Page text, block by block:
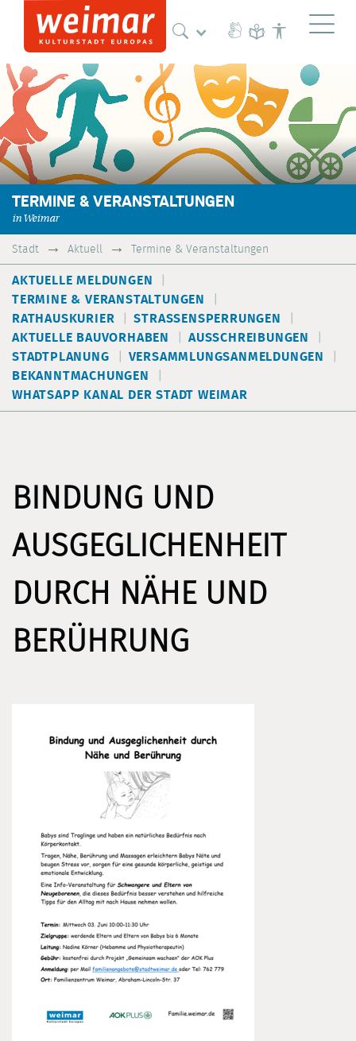
TERMINE & VERANSTALTUNGEN
in Weimar
Stadt Aktuell Termine & Veranstaltungen
AKTUELLE MELDUNGEN
TERMINE & VERANSTALTUNGEN
RATHAUSKURIER
STRASSENSPERRUNGEN
AKTUELLE BAUVORHABEN
AUSSCHREIBUNGEN
STADTPLANUNG
VERSAMMLUNGSANMELDUNGEN
BEKANNTMACHUNGEN
WHATSAPP KANAL DER STADT WEIMAR
BINDUNG UND
AUSGEGLICHENHEIT
DURCH NÄHE UND
BERÜHRUNG